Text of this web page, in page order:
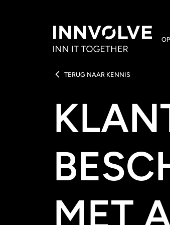
TERUG NAAR KENNIS
MET